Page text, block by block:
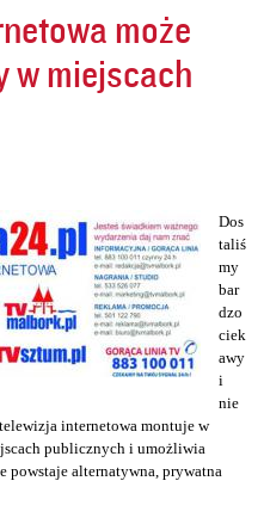
może
w miejscach
Dos
taliś
my
bar
dzo
ciek
awy
i
nie
internetowa montuje w
publicznych i umożliwia
powstaje alternatywna, prywatna